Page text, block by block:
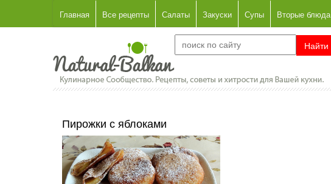
Главная Все рецепты Салаты Закуски Супы Вторые блюда
Пирожки с яблоками